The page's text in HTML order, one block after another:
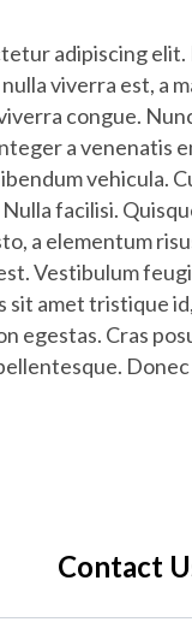
adipiscing elit.
viverra est, a
congue.
a venenatis
vehicula.
facilisi.
a elementum
Vestibulum
sit amet tristique
egestas. Cras
Donec
Contact